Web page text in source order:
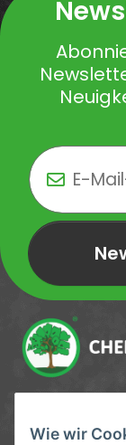
Wie wir
Newsletter
Service-Hotline